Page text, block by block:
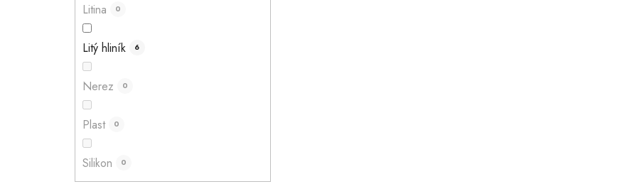
Litina 0
Litý hliník 6
Nerez 0
Plast 0
Silikon 0